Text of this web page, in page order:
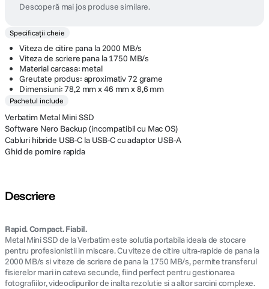
Descoperă mai jos produse similare.
Specificații cheie
Viteza de citire pana la 2000 MB/s
Viteza de scriere pana la 1750 MB/s
Material carcasa: metal
Greutate produs: aproximativ 72 grame
Dimensiuni: 78,2 mm x 46 mm x 8,6 mm
Pachetul include
Verbatim Metal Mini SSD
Software Nero Backup (incompatibil cu Mac OS)
Cabluri hibride USB-C la USB-C cu adaptor USB-A
Ghid de pornire rapida
Descriere
Rapid. Compact. Fiabil.
Metal Mini SSD de la Verbatim este solutia portabila ideala de stocare
pentru profesionistii in miscare. Cu viteze de citire ultra-rapide de pana la
2000 MB/s si viteze de scriere de pana la 1750 MB/s, permite transferul
fisierelor mari in cateva secunde, fiind perfect pentru gestionarea
fotografiilor, videoclipurilor de inalta rezolutie si a altor sarcini complexe.